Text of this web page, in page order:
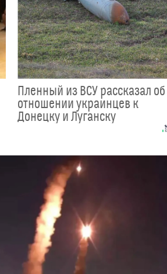
Пленный из ВСУ рассказал об
отношении украинцев к
Донецку и Луганску